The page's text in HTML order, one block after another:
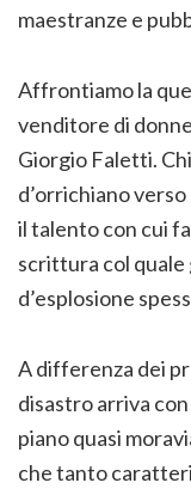
maestranze e
Affrontiamo la
venditore di
Giorgio Faletti.
d’orrichiano
il talento con cui
scrittura col
d’esplosione
A differenza dei
disastro arriva con
piano quasi
che tanto